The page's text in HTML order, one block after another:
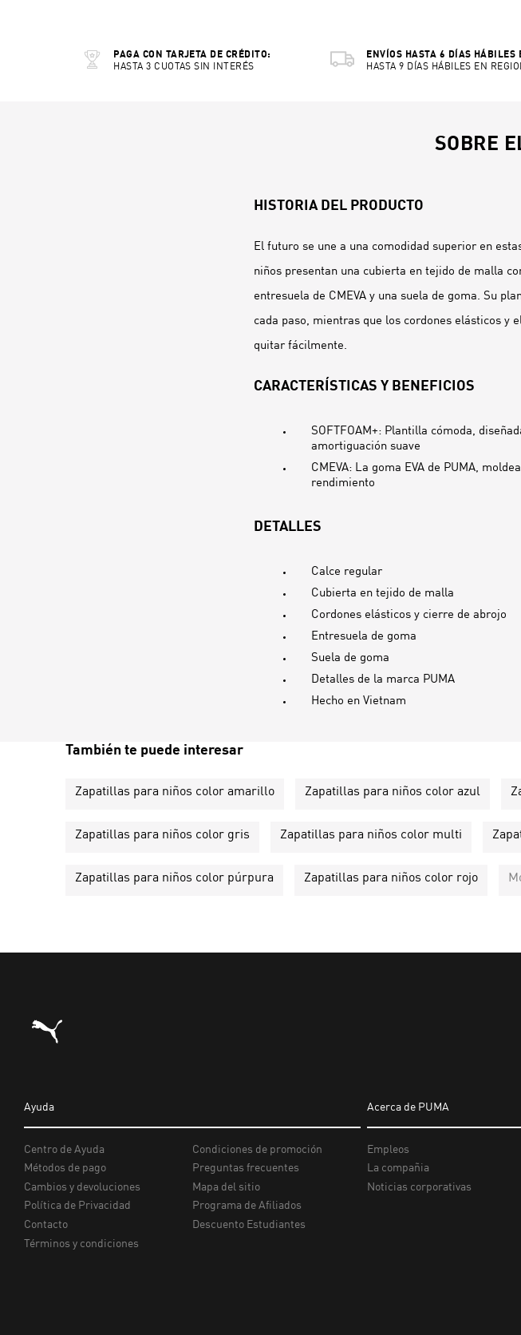
PAGA CON TARJETA DE CRÉDITO:
HASTA 3 CUOTAS SIN INTERÉS
ENVÍOS HASTA 6 DÍAS HÁBILES
HASTA 9 DÍAS HÁBILES EN
SOBRE
HISTORIA DEL PRODUCTO
El futuro se une a una comodidad superior en
niños presentan una cubierta en tejido de malla
entresuela de CMEVA y una suela de goma. Su
cada paso, mientras que los cordones elásticos y
quitar fácilmente.
CARACTERÍSTICAS Y BENEFICIOS
SOFTFOAM+: Plantilla cómoda,
amortiguación suave
CMEVA: La goma EVA de PUMA,
rendimiento
DETALLES
Calce regular
Cubierta en tejido de malla
Cordones elásticos y cierre de abrojo
Entresuela de goma
Suela de goma
Detalles de la marca PUMA
Hecho en Vietnam
También te puede interesar
Zapatillas para niños color amarillo Zapatillas para niños color azul
Zapatillas para niños color gris Zapatillas para niños color multi
Zapatillas para niños color púrpura Zapatillas para niños color rojo